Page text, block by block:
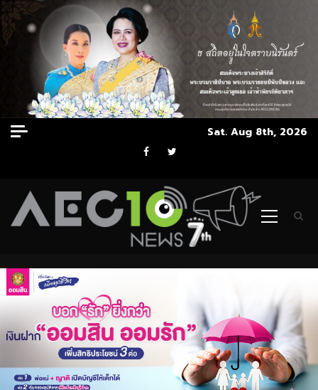
Skip
to
Sat. Aug 8th, 2026
Facebook
Twitter
Primary